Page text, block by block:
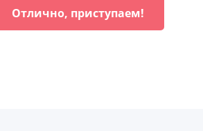
Отлично, приступаем!